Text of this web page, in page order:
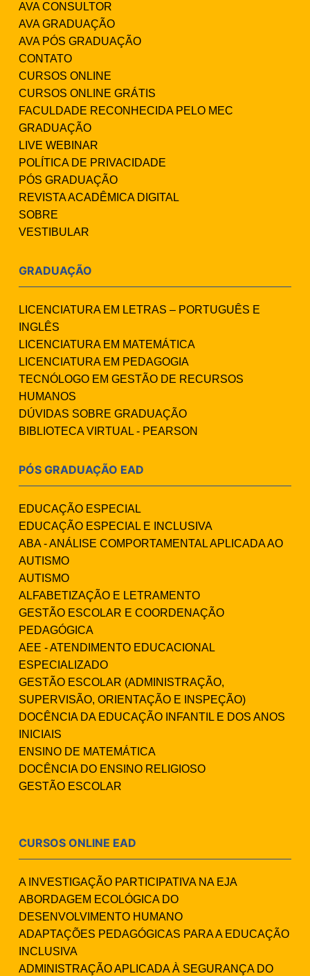
AVA CONSULTOR
AVA GRADUAÇÃO
AVA PÓS GRADUAÇÃO
CONTATO
CURSOS ONLINE
CURSOS ONLINE GRÁTIS
FACULDADE RECONHECIDA PELO MEC
GRADUAÇÃO
LIVE WEBINAR
POLÍTICA DE PRIVACIDADE
PÓS GRADUAÇÃO
REVISTA ACADÊMICA DIGITAL
SOBRE
VESTIBULAR
GRADUAÇÃO
LICENCIATURA EM LETRAS – PORTUGUÊS E
INGLÊS
LICENCIATURA EM MATEMÁTICA
LICENCIATURA EM PEDAGOGIA
TECNÓLOGO EM GESTÃO DE RECURSOS
HUMANOS
DÚVIDAS SOBRE GRADUAÇÃO
BIBLIOTECA VIRTUAL - PEARSON
PÓS GRADUAÇÃO EAD
EDUCAÇÃO ESPECIAL
EDUCAÇÃO ESPECIAL E INCLUSIVA
ABA - ANÁLISE COMPORTAMENTAL APLICADA AO
AUTISMO
AUTISMO
ALFABETIZAÇÃO E LETRAMENTO
GESTÃO ESCOLAR E COORDENAÇÃO
PEDAGÓGICA
AEE - ATENDIMENTO EDUCACIONAL
ESPECIALIZADO
GESTÃO ESCOLAR (ADMINISTRAÇÃO,
SUPERVISÃO, ORIENTAÇÃO E INSPEÇÃO)
DOCÊNCIA DA EDUCAÇÃO INFANTIL E DOS ANOS
INICIAIS
ENSINO DE MATEMÁTICA
DOCÊNCIA DO ENSINO RELIGIOSO
GESTÃO ESCOLAR
CURSOS ONLINE EAD
A INVESTIGAÇÃO PARTICIPATIVA NA EJA
ABORDAGEM ECOLÓGICA DO
DESENVOLVIMENTO HUMANO
ADAPTAÇÕES PEDAGÓGICAS PARA A EDUCAÇÃO
INCLUSIVA
ADMINISTRAÇÃO APLICADA À SEGURANÇA DO